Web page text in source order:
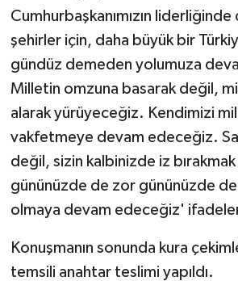
Cumhurbaşkanımızın liderliğinde
şehirler için, daha büyük bir
gündüz demeden yolumuza
Milletin omzuna basarak değil,
alarak yürüyeceğiz. Kendimizi
vakfetmeye devam edeceğiz.
değil, sizin kalbinizde iz
gününüzde de zor gününüzde de
olmaya devam edeceğiz'
Konuşmanın sonunda kura
temsili anahtar teslimi yapıldı.